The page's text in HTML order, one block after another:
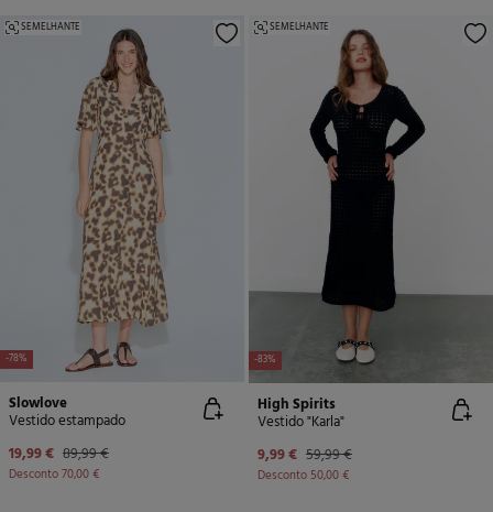
-78%
SEMELHANTE
Slowlove
Vestido estampado
19,99 € 89,99 €
Desconto70,00 €
-83%
SEMELHANTE
High Spirits
Vestido "Karla"
9,99 € 59,99 €
Desconto 50,00 €